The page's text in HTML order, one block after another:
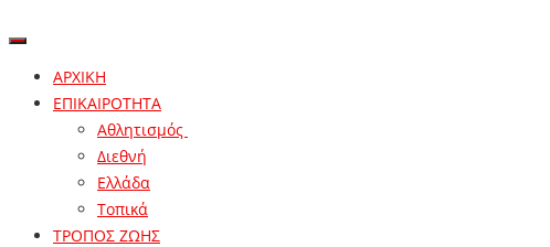
ΑΡΧΙΚΗ
ΕΠΙΚΑΙΡΟΤΗΤΑ
Αθλητισμός
Διεθνή
Ελλάδα
Τοπικά
ΤΡΟΠΟΣ ΖΩΗΣ